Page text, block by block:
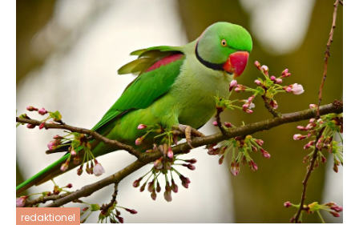
redaktionel